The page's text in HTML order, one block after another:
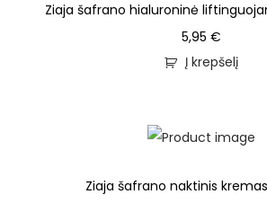
Ziaja šafrano hialuroninė
5,95 €
Į krepšelį
Ziaja šafrano naktinis